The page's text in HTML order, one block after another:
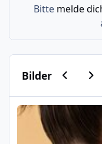
Bitte melde
BilderVorherige
Psoriasis am